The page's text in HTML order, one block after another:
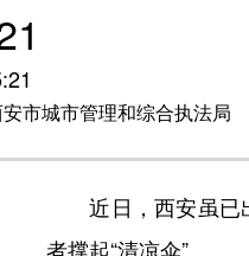
市城市管理和综合执法局
近日，西安虽已出
者撑起“清凉伞”。